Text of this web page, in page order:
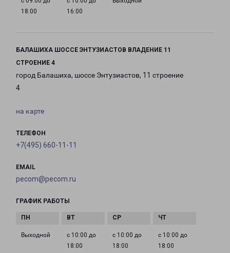
18:00
16:00
БАЛАШИХА ШОССЕ ЭНТУЗИАСТОВ ВЛАДЕНИЕ 11
СТРОЕНИЕ 4
город Балашиха, шоссе Энтузиастов, 11 строение
4
на карте
ТЕЛЕФОН
+7(495) 660-11-11
EMAIL
pecom@pecom.ru
ГРАФИК РАБОТЫ
Выходной
с 10:00 до
18:00
с 10:00 до
18:00
с 10:00 до
18:00